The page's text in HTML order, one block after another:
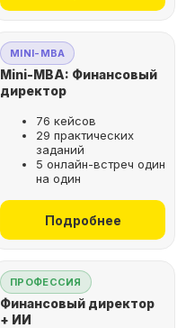
MINI-MBA
Mini-MBA: Финансовый
директор
76 кейсов
29 практических
заданий
5 онлайн-встреч один
на один
Подробнее
ПРОФЕССИЯ
Финансовый директор
+ ИИ